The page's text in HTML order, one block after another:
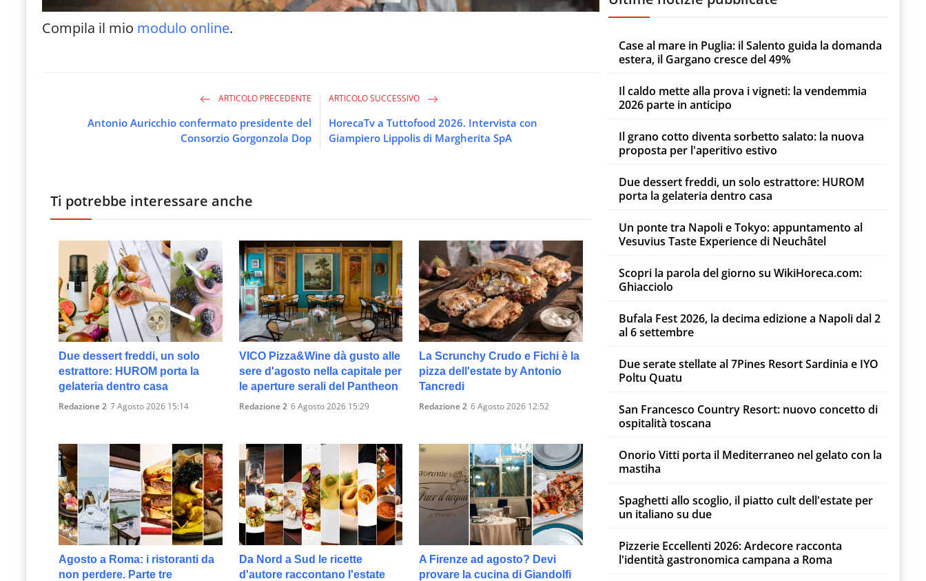
Compila il mio modulo online.
ARTICOLO PRECEDENTE
Antonio Auricchio confermato presidente del
Consorzio Gorgonzola Dop
ARTICOLO SUCCESSIVO
HorecaTv a Tuttofood 2026. Intervista con
Giampiero Lippolis di Margherita SpA
Ti potrebbe interessare anche
Due dessert freddi, un solo
estrattore: HUROM porta la
gelateria dentro casa
Redazione 2 7 Agosto 2026 15:14
VICO Pizza&Wine dà gusto alle
sere d'agosto nella capitale per
le aperture serali del Pantheon
Redazione 2 6 Agosto 2026 15:29
La Scrunchy Crudo e Fichi è la
pizza dell'estate by Antonio
Tancredi
Redazione 2 6 Agosto 2026 12:52
Agosto a Roma: i ristoranti da
non perdere. Parte tre
Da Nord a Sud le ricette
d'autore raccontano l'estate
A Firenze ad agosto? Devi
provare la cucina di Giandolfi
Case al mare in Puglia: il Salento guida la domanda
estera, il Gargano cresce del 49%
Il caldo mette alla prova i vigneti: la vendemmia
2026 parte in anticipo
Il grano cotto diventa sorbetto salato: la nuova
proposta per l'aperitivo estivo
Due dessert freddi, un solo estrattore: HUROM
porta la gelateria dentro casa
Un ponte tra Napoli e Tokyo: appuntamento al
Vesuvius Taste Experience di Neuchâtel
Scopri la parola del giorno su WikiHoreca.com:
Ghiacciolo
Bufala Fest 2026, la decima edizione a Napoli dal 2
al 6 settembre
Due serate stellate al 7Pines Resort Sardinia e IYO
Poltu Quatu
San Francesco Country Resort: nuovo concetto di
ospitalità toscana
Onorio Vitti porta il Mediterraneo nel gelato con la
mastiha
Spaghetti allo scoglio, il piatto cult dell'estate per
un italiano su due
Pizzerie Eccellenti 2026: Ardecore racconta
l'identità gastronomica campana a Roma